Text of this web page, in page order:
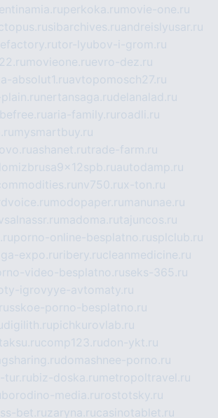
perkoka.ru movie-one.ru
sibarchives.ruandreislyusar.ru
tor-lyubov-i-grom.ru
movieone.ruevro-dez.ru
absolut1.ruavtopomosch27.ru
plain.ru nertansaga.rudelanalad.ru
aria-family.ru roadli.ru
mysmartbuy.ru
ashanet.rutrade-farm.ru
autodamp.ru
nv750.rux-ton.ru
modopaper.ru manunae.ru
madoma.rutajuncos.ru
porno-online-besplatno.rusplclub.ru
expo.ru ribery.rucleanmedicine.ru
video-besplatno.ruseks-365.ru
igrovyye-avtomaty.ru
russkoe-porno-besplatno.ru
digilith.rupichkurovlab.ru
taksu.rucomp123.rudon-ykt.ru
domashnee-porno.ru
tur.rubiz-doska.ru metropoltravel.ru
borodino-media.ru rostotsky.ru
bet.ruzaryna.rucasinotablet.ru